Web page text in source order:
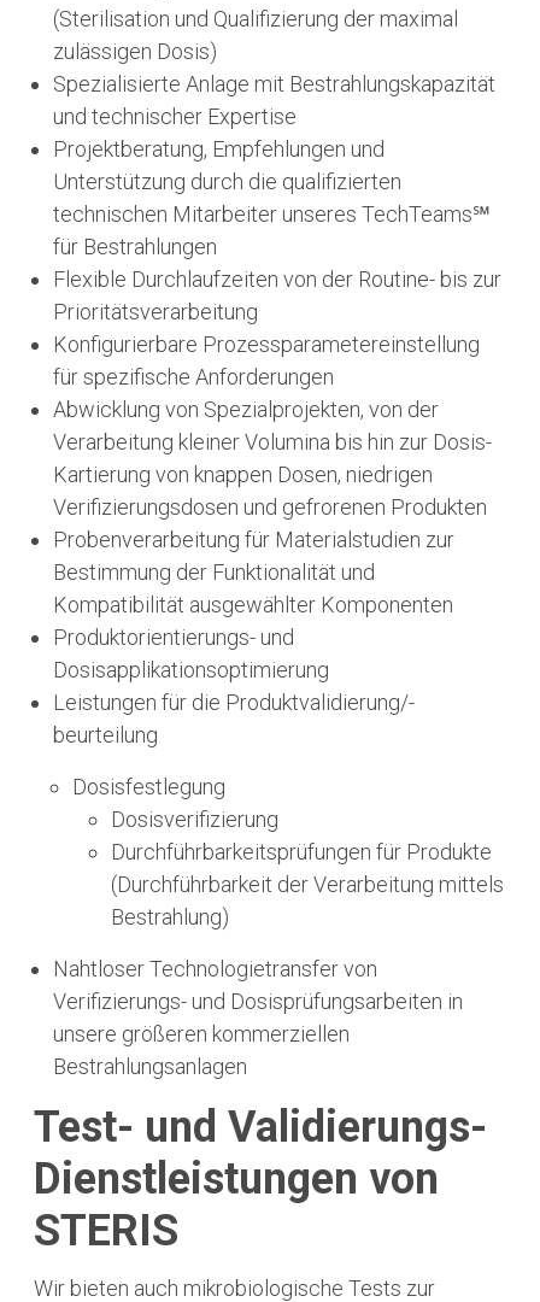
(Sterilisation und Qualifizierung der maximal
zulässigen Dosis)
Spezialisierte Anlage mit Bestrahlungskapazität
und technischer Expertise
Projektberatung, Empfehlungen und
Unterstützung durch die qualifizierten
technischen Mitarbeiter unseres TechTeams℠
für Bestrahlungen
Flexible Durchlaufzeiten von der Routine- bis zur
Prioritätsverarbeitung
Konfigurierbare Prozessparametereinstellung
für spezifische Anforderungen
Abwicklung von Spezialprojekten, von der
Verarbeitung kleiner Volumina bis hin zur Dosis-
Kartierung von knappen Dosen, niedrigen
Verifizierungsdosen und gefrorenen Produkten
Probenverarbeitung für Materialstudien zur
Bestimmung der Funktionalität und
Kompatibilität ausgewählter Komponenten
Produktorientierungs- und
Dosisapplikationsoptimierung
Leistungen für die Produktvalidierung/-
beurteilung
Dosisfestlegung
Dosisverifizierung
Durchführbarkeitsprüfungen für Produkte
(Durchführbarkeit der Verarbeitung mittels
Bestrahlung)
Nahtloser Technologietransfer von
Verifizierungs- und Dosisprüfungsarbeiten in
unsere größeren kommerziellen
Bestrahlungsanlagen
Test- und Validierungs-
Dienstleistungen von
STERIS
Wir bieten auch mikrobiologische Tests zur